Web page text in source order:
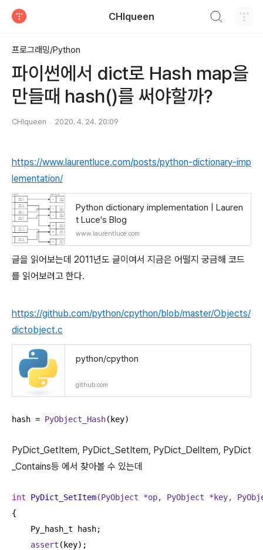
CHIqueen
프로그래밍/Python
파이썬에서 dict로 Hash map을
만들때 hash()를 써야할까?
CHIqueen 2020. 4. 24. 20:09
https://www.laurentluce.com/posts/python-dictionary-imp
lementation/
Python dictionary implementation | Lauren
t Luce's Blog
www.laurentluce.com
글을 읽어보는데 2011년도 글이여서 지금은 어떨지 궁금해 코드
를 읽어보려고 한다.
https://github.com/python/cpython/blob/master/Objects/
dictobject.c
python/cpython
github.com
hash = PyObject_Hash(key)
PyDict_GetItem, PyDict_SetItem, PyDict_DelItem, PyDict
_Contains등 에서 찾아볼 수 있는데
int PyDict_SetItem(PyObject *op, PyObject *key,
{
    Py_hash_t hash;
assert (key);